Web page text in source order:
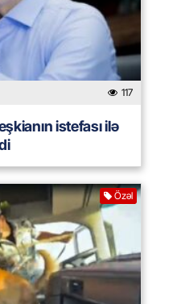
117
istefası ilə
Özəl